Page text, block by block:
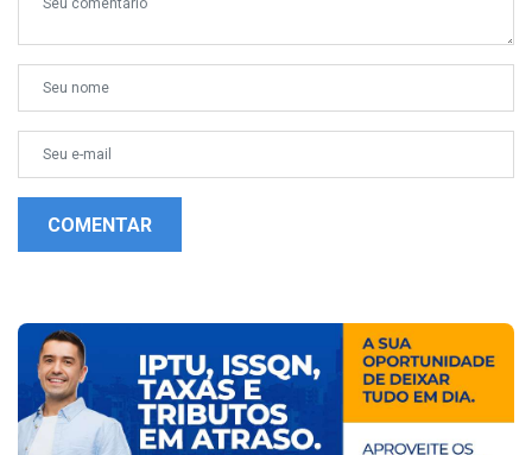
COMENTAR